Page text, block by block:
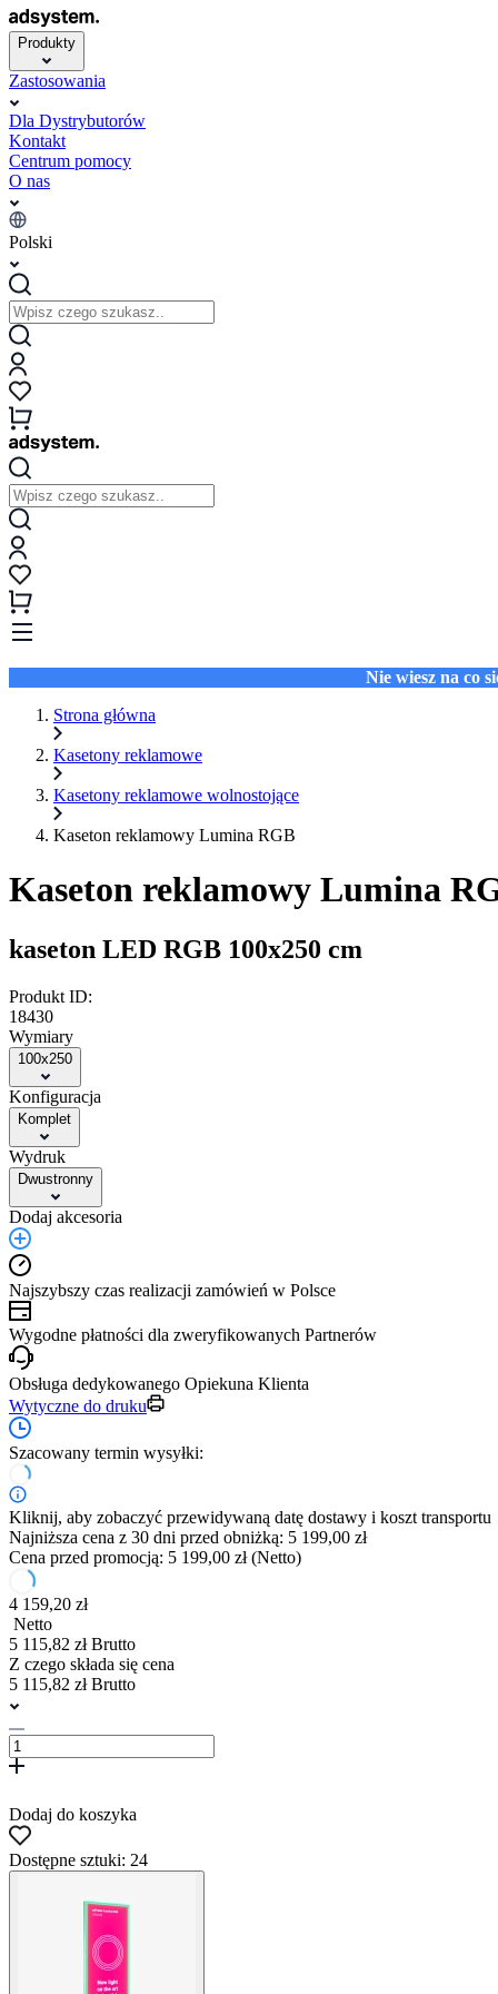
Produkty
Zastosowania
Dla Dystrybutorów
Kontakt
Centrum pomocy
O nas
Polski
Nie wiesz na co
Strona główna
Kasetony reklamowe
Kasetony reklamowe wolnostojące
Kaseton reklamowy Lumina RGB
Kaseton reklamowy Lumina
kaseton LED RGB 100x250 cm
Produkt ID:
18430
Wymiary
100x250
Konfiguracja
Komplet
Wydruk
Dwustronny
Dodaj akcesoria
Najszybszy czas realizacji zamówień w Polsce
Wygodne płatności dla zweryfikowanych Partnerów
Obsługa dedykowanego Opiekuna Klienta
Wytyczne do druku
Szacowany termin wysyłki:
Kliknij, aby zobaczyć przewidywaną datę dostawy i koszt transportu
Najniższa cena z 30 dni przed obniżką: 5 199,00 zł
Cena przed promocją: 5 199,00 zł (Netto)
4 159,20 zł
Netto
5 115,82 zł Brutto
Z czego składa się cena
5 115,82 zł Brutto
Dodaj do koszyka
Dostępne sztuki: 24